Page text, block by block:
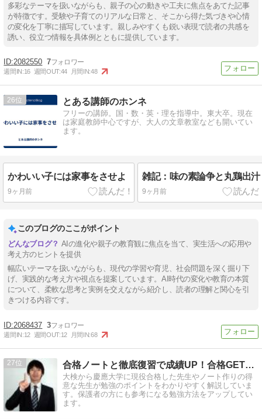
多彩なテーマを扱いながらも、親子の心の動きや工夫に焦点をあてた記事
が特徴です。受験や子育てのリアルな日常と、そこから得た気づきや心情
の変化を丁寧に描写しています。親しみやすくも鋭い表現で読者の共感を
誘い、役立つ情報を具体例とともに提供しています。
2082550 7
週間IN:16 週間OUT:44 月間IN:48
26 とある講師のホンネ
フリーの講師。国・数・英・理を指導中。東大卒。現在
は家庭教師中心ですが、大人の文章教室なども開いてい
ます。
かわいい子には家事をさせよ
9ヶ月前
雑記：味の素論争と丸鶏出汁
9ヶ月前
このブログのここがポイント
AIの進化や親子の教育観に焦点を当て、実生活への応用や
考え方のヒントを提供
幅広いテーマを扱いながらも、現代の学習や育児、社会問題を深く掘り下
げ、実践的な考え方や視点を提案しています。AI時代の変化や教育の本質
について、柔軟な思考と実例を交えながら紹介し、読者の理解と関心を引
きつける内容です。
2068437 3
週間IN:12 週間OUT:12 月間IN:68
27 合格ノートと徹底復習で成績UP！合格GET先生ブログ
大検から慶應大学に現役合格した先生やノート作りの得
意な先生が勉強のポイントをわかりやすく解説していま
す。保護者の方にも参考になる勉強方法をアップしてい
ます。